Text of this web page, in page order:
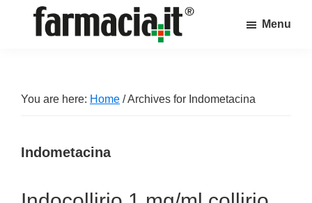
sul
farmacia
Menu
You are here: Home /Archives for Indometacina
Indometacina